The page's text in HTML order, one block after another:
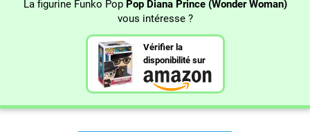
La figurine Funko Pop Pop Diana Prince (Wonder Woman)
vous intéresse ?
Vérifier la
disponibilité sur